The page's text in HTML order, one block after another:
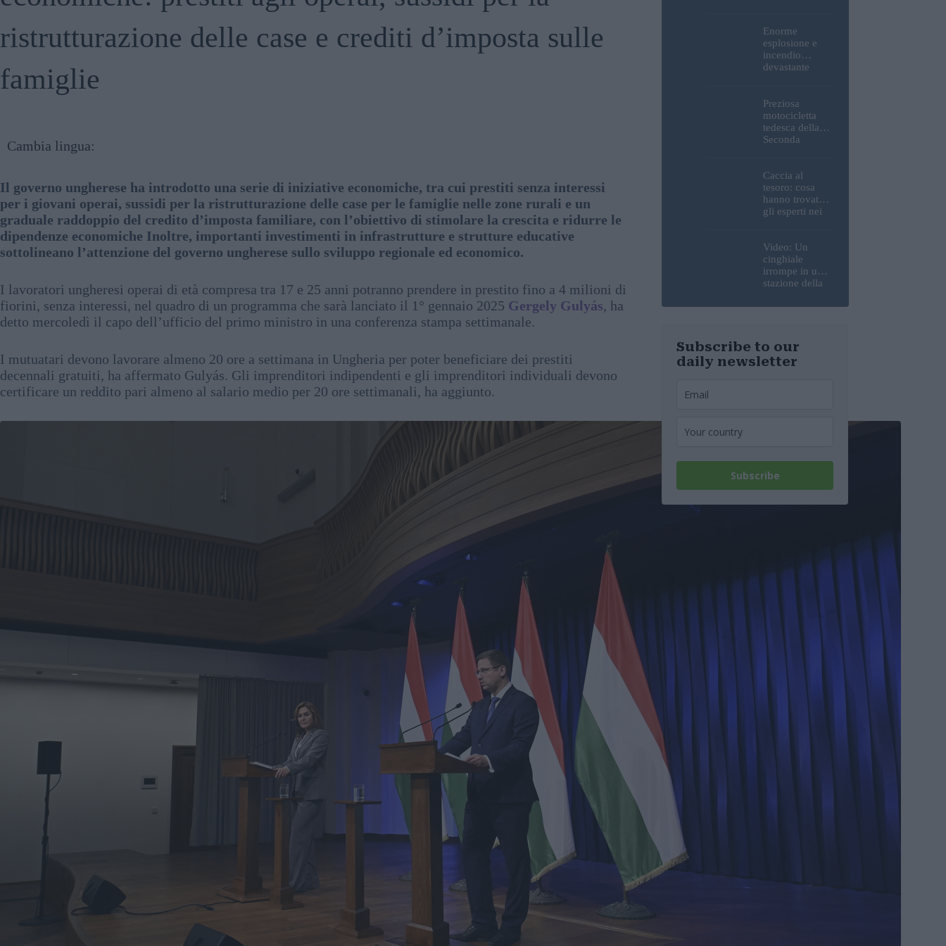
ristrutturazione delle case e crediti d’imposta sulle
famiglie
Cambia lingua:
Il governo ungherese ha introdotto una serie di iniziative economiche, tra cui prestiti senza interessi
per i giovani operai, sussidi per la ristrutturazione delle case per le famiglie nelle zone rurali e un
graduale raddoppio del credito d’imposta familiare, con l’obiettivo di stimolare la crescita e ridurre le
dipendenze economiche Inoltre, importanti investimenti in infrastrutture e strutture educative
sottolineano l’attenzione del governo ungherese sullo sviluppo regionale ed economico.
I lavoratori ungheresi operai di età compresa tra 17 e 25 anni potranno prendere in prestito fino a 4 milioni di
fiorini, senza interessi, nel quadro di un programma che sarà lanciato il 1° gennaio 2025 Gergely Gulyás, ha
detto mercoledì il capo dell’ufficio del primo ministro in una conferenza stampa settimanale.
I mutuatari devono lavorare almeno 20 ore a settimana in Ungheria per poter beneficiare dei prestiti
decennali gratuiti, ha affermato Gulyás. Gli imprenditori indipendenti e gli imprenditori individuali devono
certificare un reddito pari almeno al salario medio per 20 ore settimanali, ha aggiunto.
Buda e della
Cittadella
verranno
spente
Enorme
esplosione e
incendio
devastante
strategica della
MOL: i prezzi
del carburante
aumenteranno
Preziosa
motocicletta
tedesca della
Seconda
umani ed
esplosivi
recuperati dal
Danubio a
Caccia al
tesoro: cosa
hanno trovato
gli esperti nei
tedesca
recuperata dal
Danubio a
Budapest –
Video: Un
cinghiale
irrompe in una
stazione della
di Budapest,
della linea
Subscribe to our
daily newsletter
Subscribe